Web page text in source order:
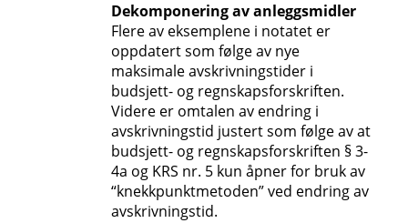
Dekomponering av anleggsmidler
Flere av eksemplene i notatet er
oppdatert som følge av nye
maksimale avskrivningstider i
budsjett- og regnskapsforskriften.
Videre er omtalen av endring i
avskrivningstid justert som følge av at
budsjett- og regnskapsforskriften § 3-
4a og KRS nr. 5 kun åpner for bruk av
“knekkpunktmetoden” ved endring av
avskrivningstid.